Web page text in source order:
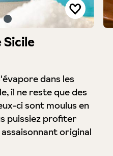
Sicile
dans les
il ne reste que des
ci sont moulus en
puissiez profiter
original